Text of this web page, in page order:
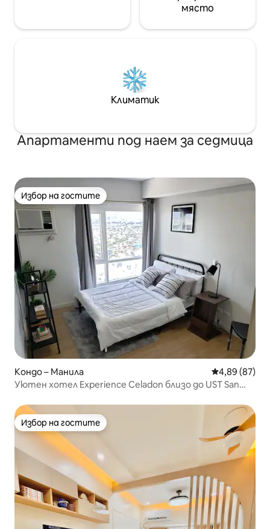
място
Климатик
Апартаменти под наем за седмица
Избор на гостите
Избор на гостите
Кондо – Манила Средна
4,89 (87)
Уютен хотел Experience Celadon близо до UST San
Избор на гостите
Избор на гостите